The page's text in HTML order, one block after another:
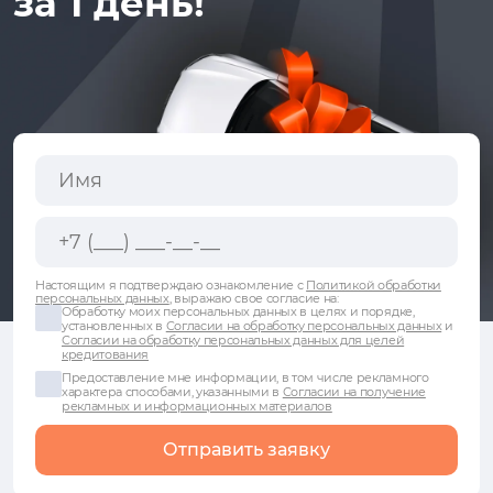
Настоящим я подтверждаю ознакомление с Политикой обработки
персональных данных, выражаю свое согласие на:
Обработку моих персональных данных в целях и порядке,
установленных в Согласии на обработку персональных данныхи
Согласии на обработку персональных данных для целей
кредитования
Предоставление мне информации, в том числе рекламного
характера способами, указанными в Согласии на получение
рекламных и информационных материалов
Отправить заявку